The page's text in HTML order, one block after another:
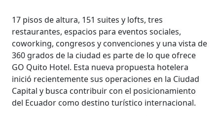
17 pisos de altura, 151 suites y lofts, tres
restaurantes, espacios para eventos sociales,
coworking, congresos y convenciones y una vista de
360 grados de la ciudad es parte de lo que ofrece
GO Quito Hotel. Esta nueva propuesta hotelera
inició recientemente sus operaciones en la Ciudad
Capital y busca contribuir con el posicionamiento
del Ecuador como destino turístico internacional.